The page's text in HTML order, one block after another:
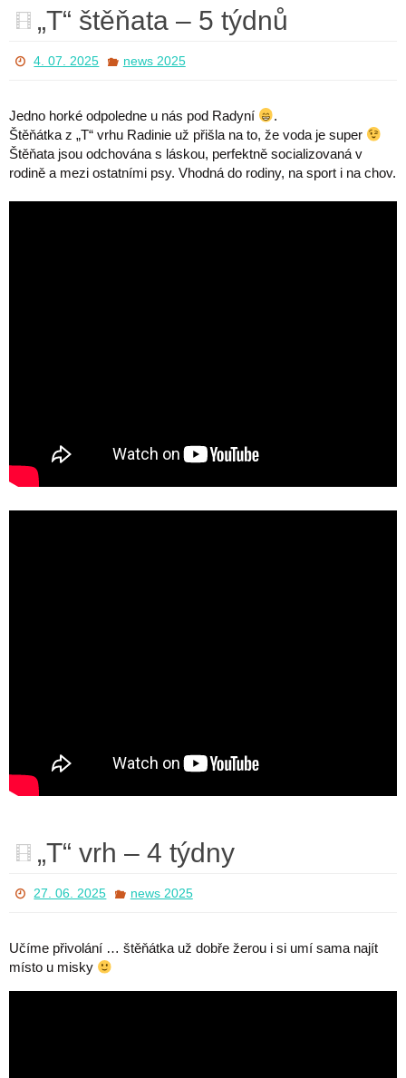
„T“ štěňata – 5 týdnů
4. 07. 2025 news 2025
Jedno horké odpoledne u nás pod Radyní
.
Štěňátka z „T“ vrhu Radinie už přišla na to, že voda je super
Štěňata jsou odchována s láskou, perfektně socializovaná v
rodině a mezi ostatními psy. Vhodná do rodiny, na sport i na chov.
„T“ vrh – 4 týdny
27. 06. 2025 news 2025
Učíme přivolání … štěňátka už dobře žerou i si umí sama najít
místo u misky